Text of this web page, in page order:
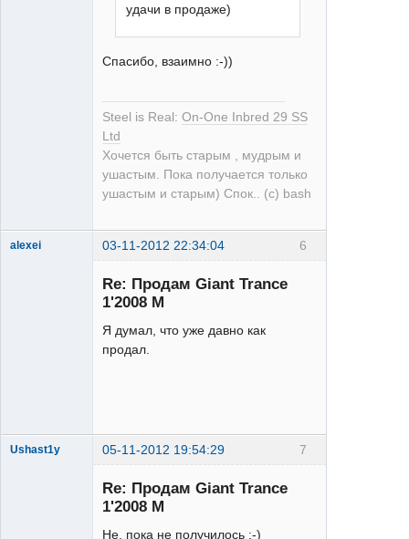
удачи в продаже)
Спасибо, взаимно :-))
Steel is Real: On-One Inbred 29 SS
Ltd
Хочется быть старым , мудрым и
ушастым. Пока получается только
ушастым и старым) Спок.. (с) bash
6
alexei 03-11-2012 22:34:04
Re: Продам Giant Trance
1'2008 M
Я думал, что уже давно как
продал.
7
Ushast1y 05-11-2012 19:54:29
Re: Продам Giant Trance
1'2008 M
Не, пока не получилось :-)